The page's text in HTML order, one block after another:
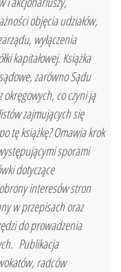
objęcia udziałów,
wyłączenia
kapitałowej. Książka
zarówno Sądu
co czyni ją
zajmujących się
tę książkę? Omawia krok
sporami
dotyczące
interesów stron
w przepisach oraz
do prowadzenia
Publikacja
radców